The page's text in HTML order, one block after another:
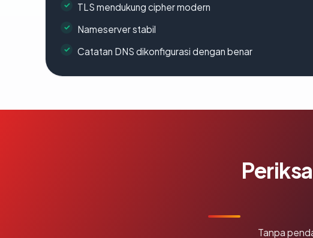
TLS mendukung cipher modern
Nameserver stabil
Catatan DNS dikonfigurasi dengan benar
Tanpa